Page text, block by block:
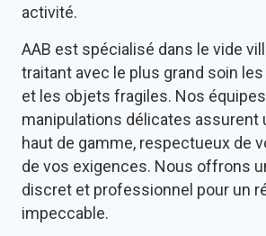
activité.
AAB est spécialisé dans le vide
traitant avec le plus grand soin
et les objets fragiles. Nos
manipulations délicates assurent
haut de gamme, respectueux de
de vos exigences. Nous offrons
discret et professionnel pour un
impeccable.